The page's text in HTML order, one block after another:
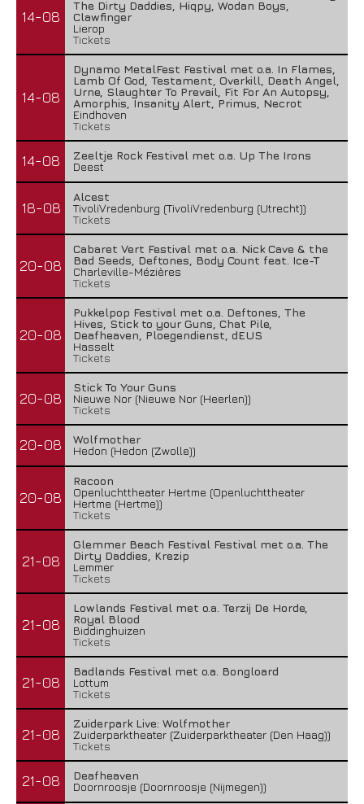
14-08
The Dirty Daddies, Hiqpy, Wodan Boys,
Clawfinger
Lierop
Tickets
14-08
Dynamo MetalFest Festival met o.a. In Flames,
Lamb Of God, Testament, Overkill, Death Angel,
Urne, Slaughter To Prevail, Fit For An Autopsy,
Amorphis, Insanity Alert, Primus, Necrot
Eindhoven
Tickets
14-08
Zeeltje Rock Festival met o.a. Up The Irons
Deest
18-08
Alcest
TivoliVredenburg (TivoliVredenburg (Utrecht))
Tickets
20-08
Cabaret Vert Festival met o.a. Nick Cave & the
Bad Seeds, Deftones, Body Count feat. Ice-T
Charleville-Mézières
Tickets
20-08
Pukkelpop Festival met o.a. Deftones, The
Hives, Stick to your Guns, Chat Pile,
Deafheaven, Ploegendienst, dEUS
Hasselt
Tickets
20-08
Stick To Your Guns
Nieuwe Nor (Nieuwe Nor (Heerlen))
Tickets
20-08
Wolfmother
Hedon (Hedon (Zwolle))
20-08
Racoon
Openluchttheater Hertme (Openluchttheater
Hertme (Hertme))
Tickets
21-08
Glemmer Beach Festival Festival met o.a. The
Dirty Daddies, Krezip
Lemmer
Tickets
21-08
Lowlands Festival met o.a. Terzij De Horde,
Royal Blood
Biddinghuizen
Tickets
21-08
Badlands Festival met o.a. Bongloard
Lottum
Tickets
21-08
Zuiderpark Live: Wolfmother
Zuiderparktheater (Zuiderparktheater (Den Haag))
Tickets
21-08
Deafheaven
Doornroosje (Doornroosje (Nijmegen))